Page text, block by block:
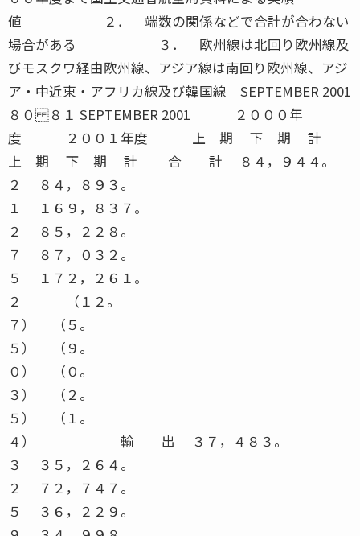
値 ２． 端数の関係などで合計が合わない
場合がある ３． 欧州線は北回り欧州線及
びモスクワ経由欧州線、アジア線は南回り欧州線、アジ
ア・中近東・アフリカ線及び韓国線 SEPTEMBER 2001
８０ ８１ SEPTEMBER 2001 ２０００年
度 ２００１年度 上 期 下 期 計
上 期 下 期 計 合 計 ８４，９４４。
２ ８４，８９３。
１ １６９，８３７。
２ ８５，２２８。
７ ８７，０３２。
５ １７２，２６１。
２ （１２。
７） （５。
５） （９。
０） （０。
３） （２。
５） （１。
４） 輸 出 ３７，４８３。
３ ３５，２６４。
２ ７２，７４７。
５ ３６，２２９。